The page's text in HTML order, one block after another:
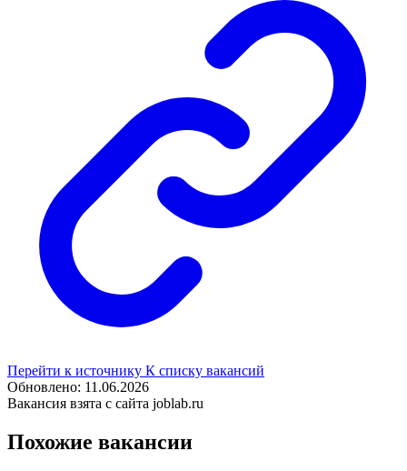
Перейти к источнику К списку вакансий
Обновлено: 11.06.2026
Вакансия взята с сайта joblab.ru
Похожие вакансии